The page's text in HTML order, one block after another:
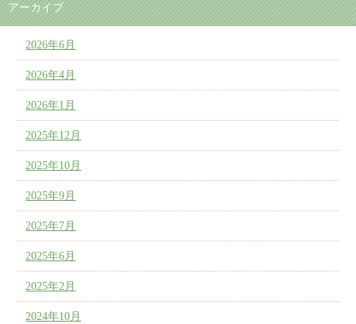
アーカイブ
2026年6月
2026年4月
2026年1月
2025年12月
2025年10月
2025年9月
2025年7月
2025年6月
2025年2月
2024年10月